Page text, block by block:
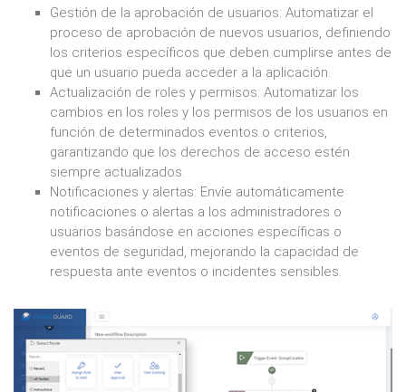
Gestión de la aprobación de usuarios: Automatizar el
proceso de aprobación de nuevos usuarios, definiendo
los criterios específicos que deben cumplirse antes de
que un usuario pueda acceder a la aplicación.
Actualización de roles y permisos: Automatizar los
cambios en los roles y los permisos de los usuarios en
función de determinados eventos o criterios,
garantizando que los derechos de acceso estén
siempre actualizados.
Notificaciones y alertas: Envíe automáticamente
notificaciones o alertas a los administradores o
usuarios basándose en acciones específicas o
eventos de seguridad, mejorando la capacidad de
respuesta ante eventos o incidentes sensibles.